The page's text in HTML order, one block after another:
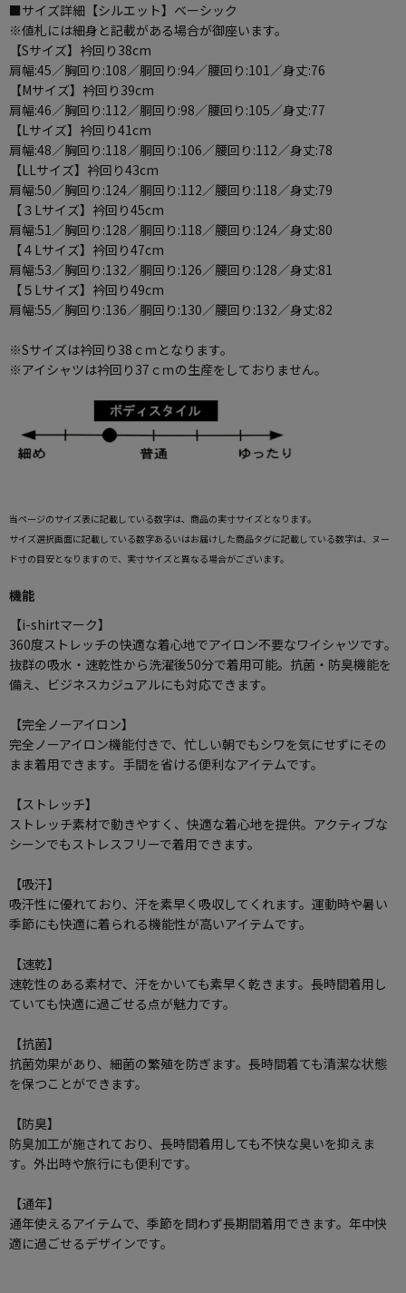
■サイズ詳細【シルエット】ベーシック
※値札には細身と記載がある場合が御座います。
【Sサイズ】衿回り38cm
肩幅:45／胸回り:108／胴回り:94／腰回り:101／身丈:76
【Mサイズ】衿回り39cm
肩幅:46／胸回り:112／胴回り:98／腰回り:105／身丈:77
【Lサイズ】衿回り41cm
肩幅:48／胸回り:118／胴回り:106／腰回り:112／身丈:78
【LLサイズ】衿回り43cm
肩幅:50／胸回り:124／胴回り:112／腰回り:118／身丈:79
【３Lサイズ】衿回り45cm
肩幅:51／胸回り:128／胴回り:118／腰回り:124／身丈:80
【４Lサイズ】衿回り47cm
肩幅:53／胸回り:132／胴回り:126／腰回り:128／身丈:81
【５Lサイズ】衿回り49cm
肩幅:55／胸回り:136／胴回り:130／腰回り:132／身丈:82
※Sサイズは衿回り38ｃｍとなります。
※アイシャツは衿回り37ｃｍの生産をしておりません。
当ページのサイズ表に記載している数字は、商品の実寸サイズとなります。
サイズ選択画面に記載している数字あるいはお届けした商品タグに記載している数字は、ヌー
ド寸の目安となりますので、実寸サイズと異なる場合がございます。
機能
【i-shirtマーク】
360度ストレッチの快適な着心地でアイロン不要なワイシャツです。
抜群の吸水・速乾性から洗濯後50分で着用可能。抗菌・防臭機能を
備え、ビジネスカジュアルにも対応できます。
【完全ノーアイロン】
完全ノーアイロン機能付きで、忙しい朝でもシワを気にせずにその
まま着用できます。手間を省ける便利なアイテムです。
【ストレッチ】
ストレッチ素材で動きやすく、快適な着心地を提供。アクティブな
シーンでもストレスフリーで着用できます。
【吸汗】
吸汗性に優れており、汗を素早く吸収してくれます。運動時や暑い
季節にも快適に着られる機能性が高いアイテムです。
【速乾】
速乾性のある素材で、汗をかいても素早く乾きます。長時間着用し
ていても快適に過ごせる点が魅力です。
【抗菌】
抗菌効果があり、細菌の繁殖を防ぎます。長時間着ても清潔な状態
を保つことができます。
【防臭】
防臭加工が施されており、長時間着用しても不快な臭いを抑えま
す。外出時や旅行にも便利です。
【通年】
通年使えるアイテムで、季節を問わず長期間着用できます。年中快
適に過ごせるデザインです。